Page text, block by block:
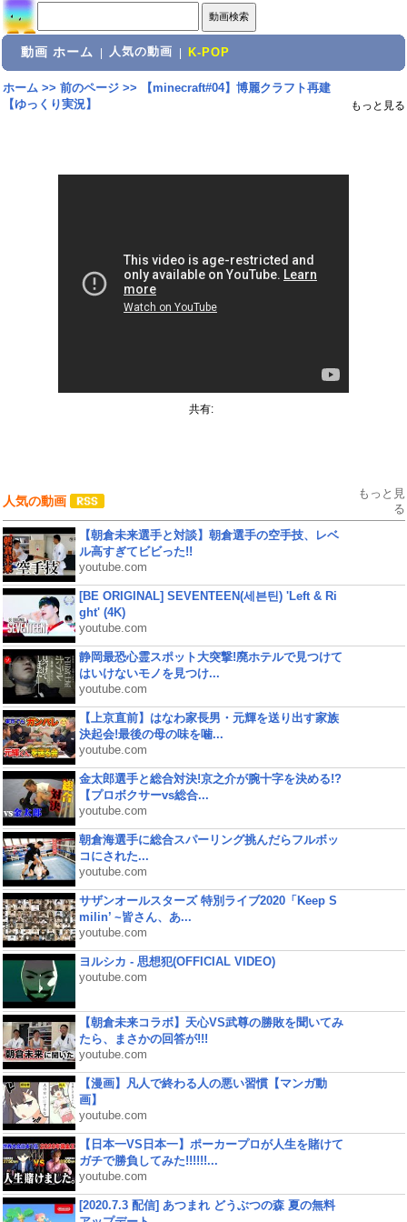
動画 ホーム 人気の動画 K-POP
ホーム>> 前のページ>>
【minecraft#04】博麗クラフト再建
【ゆっくり実況】
もっと見る
共有:
人気の動画
もっと見
る
【朝倉未来選手と対談】朝倉選手の空手技、レベ
ル高すぎてビビった!!
youtube.com
[BE ORIGINAL] SEVENTEEN(세븐틴) 'Left & Ri
ght' (4K)
youtube.com
静岡最恐心霊スポット大突撃!廃ホテルで見つけて
はいけないモノを見つけ...
youtube.com
【上京直前】はなわ家長男・元輝を送り出す家族
決起会!最後の母の味を噛...
youtube.com
金太郎選手と総合対決!京之介が腕十字を決める!?
【プロボクサーvs総合...
youtube.com
朝倉海選手に総合スパーリング挑んだらフルボッ
コにされた...
youtube.com
サザンオールスターズ 特別ライブ2020「Keep S
milin’ ~皆さん、あ...
youtube.com
ヨルシカ - 思想犯(OFFICIAL VIDEO)
youtube.com
【朝倉未来コラボ】天心VS武尊の勝敗を聞いてみ
たら、まさかの回答が!!!
youtube.com
【漫画】凡人で終わる人の悪い習慣【マンガ動
画】
youtube.com
【日本一VS日本一】ポーカープロが人生を賭けて
ガチで勝負してみた!!!!!!...
youtube.com
[2020.7.3 配信] あつまれ どうぶつの森 夏の無料